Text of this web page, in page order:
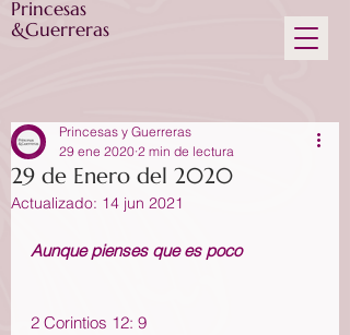
Princesas
&Guerreras
29 de Enero del 2020
Princesas y Guerreras
29 ene 2020 2 min de lectura
Actualizado: 14 jun 2021
Aunque pienses que es poco
2 Corintios 12: 9